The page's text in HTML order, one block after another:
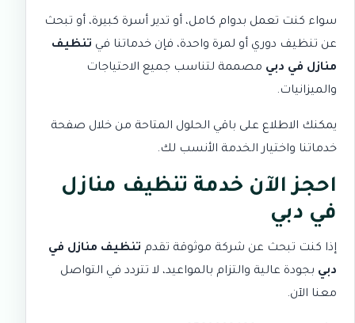
سواء كنت تعمل بدوام كامل، أو تدير أسرة كبيرة، أو تبحث
عن تنظيف دوري أو لمرة واحدة، فإن خدماتنا في تنظيف
منازل في دبي مصممة لتناسب جميع الاحتياجات
والميزانيات.
يمكنك الاطلاع على باقي الحلول المتاحة من خلال صفحة
خدماتنا واختيار الخدمة الأنسب لك.
احجز الآن خدمة تنظيف منازل
في دبي
إذا كنت تبحث عن شركة موثوقة تقدم تنظيف منازل في
دبي بجودة عالية والتزام بالمواعيد، لا تتردد في التواصل
معنا الآن.